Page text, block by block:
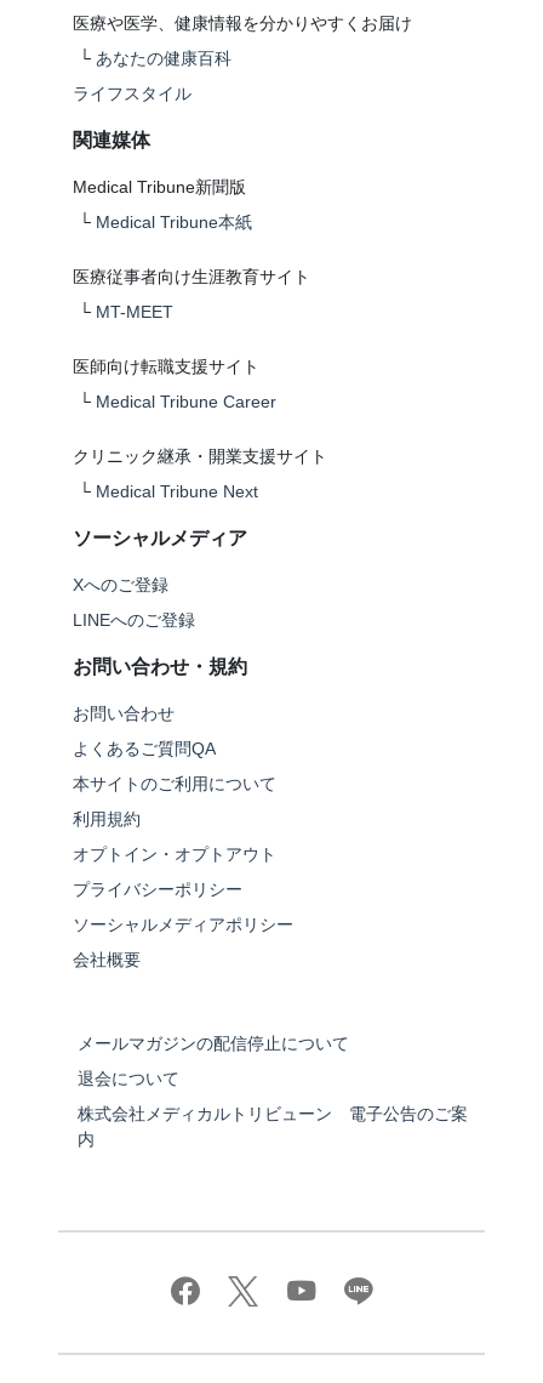
医療や医学、健康情報を分かりやすくお届け
└ あなたの健康百科
ライフスタイル
関連媒体
Medical Tribune新聞版
└ Medical Tribune本紙
医療従事者向け生涯教育サイト
└ MT-MEET
医師向け転職支援サイト
└ Medical Tribune Career
クリニック継承・開業支援サイト
└ Medical Tribune Next
ソーシャルメディア
Xへのご登録
LINEへのご登録
お問い合わせ・規約
お問い合わせ
よくあるご質問QA
本サイトのご利用について
利用規約
オプトイン・オプトアウト
プライバシーポリシー
ソーシャルメディアポリシー
会社概要
メールマガジンの配信停止について
退会について
株式会社メディカルトリビューン 電子公告のご案
内